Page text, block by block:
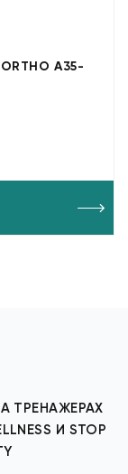
A35-
ТРЕНАЖЕРАХ
И STOP